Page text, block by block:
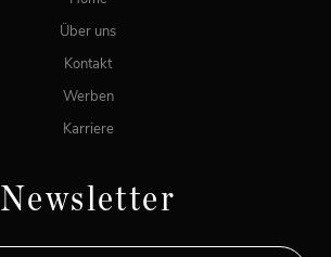
Über uns
Kontakt
Werben
Karriere
Newsletter